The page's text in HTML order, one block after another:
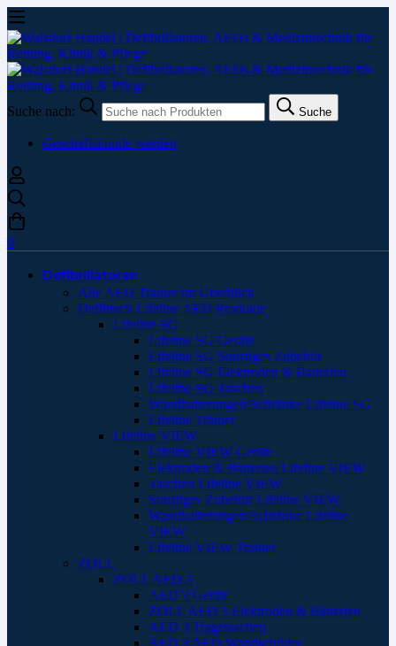
Suche nach: Suche
Geschäftskunde werden
0
Defibrillatoren
Alle AED Trainer im Überblick
Defibtech Lifeline AED Produkte
Lifeline SG
Lifeline SG Geräte
Lifeline SG Sonstiges Zubehör
Lifeline SG Elektroden & Batterien
Lifeline SG Taschen
Wandhalterungen/Schränke Lifeline SG
Lifeline Trainer
Lifeline VIEW
Lifeline VIEW Geräte
Elektroden & Batterien Lifeline VIEW
Taschen Lifeline VIEW
Sonstiges Zubehör Lifeline VIEW
Wandhalterungen/Schränke Lifeline
VIEW
Lifeline VIEW Trainer
ZOLL
ZOLL AED 3
AED 3 Geräte
ZOLL AED 3 Elektroden & Batterien
AED 3 Tragetaschen
AED 3 AED Wandschilder